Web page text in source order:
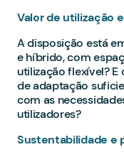
Valor de utilização
A disposição está
e híbrido, com
utilização flexível?
de adaptação
com as
utilizadores?
Sustentabilidade e